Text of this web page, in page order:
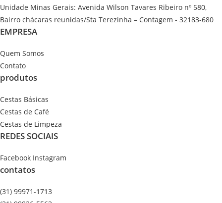
Unidade Minas Gerais: Avenida Wilson Tavares Ribeiro nº 580,
Bairro chácaras reunidas/Sta Terezinha – Contagem - 32183-680
EMPRESA
Quem Somos
Contato
produtos
Cestas Básicas
Cestas de Café
Cestas de Limpeza
REDES SOCIAIS
Facebook Instagram
contatos
(31) 99971-1713